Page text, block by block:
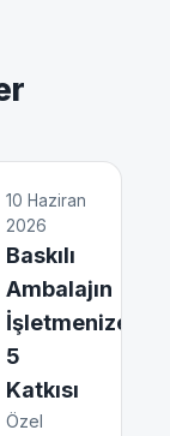
10 Haziran
2026
Baskılı
Ambalajın
İşletmenize
5
Katkısı
Özel